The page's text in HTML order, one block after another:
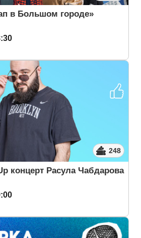
в Большом городе»
248
концерт Расула Чабдарова